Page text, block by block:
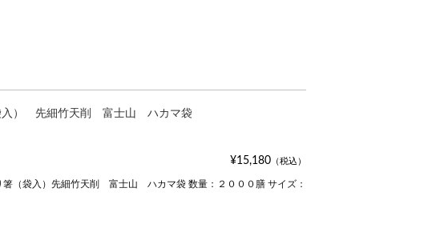
入） 先細竹天削 富士山 ハカマ袋
¥15,180 （税込）
箸（袋入）先細竹天削 富士山 ハカマ袋 数量：２０００膳 サイズ：